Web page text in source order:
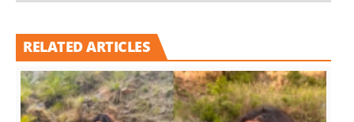
RELATED ARTICLES